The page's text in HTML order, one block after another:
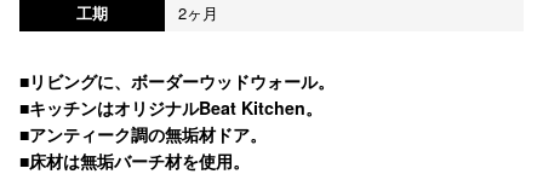
工期
2ヶ月
■リビングに、ボーダーウッドウォール。
■キッチンはオリジナルBeat Kitchen。
■アンティーク調の無垢材ドア。
■床材は無垢バーチ材を使用。